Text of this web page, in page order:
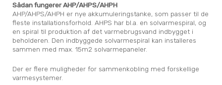
Sådan fungerer AHP/AHPS/AHPH
AHP/AHPS/AHPH er nye akkumuleringstanke, som passer til de
fleste installationsforhold. AHPS har bl.a. en solvarmespiral, og
en spiral til produktion af det varmebrugsvand indbygget i
beholderen. Den indbyggede solvarmespiral kan installeres
sammen med max. 15m2 solvarmepaneler.
Der er flere muligheder for sammenkobling med forskellige
varmesystemer.